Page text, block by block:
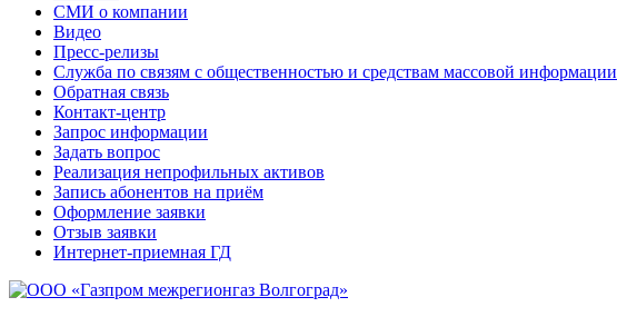
СМИ о компании
Видео
Пресс-релизы
Служба по связям с общественностью и средствам массовой информации
Обратная связь
Контакт-центр
Запрос информации
Задать вопрос
Реализация непрофильных активов
Запись абонентов на приём
Оформление заявки
Отзыв заявки
Интернет-приемная ГД